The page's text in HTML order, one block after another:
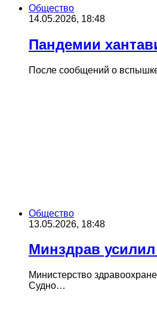
Общество
14.05.2026, 18:48
Пандемии
После сообщений о
Общество
13.05.2026, 18:48
Минздрав
Министерство
Судно…